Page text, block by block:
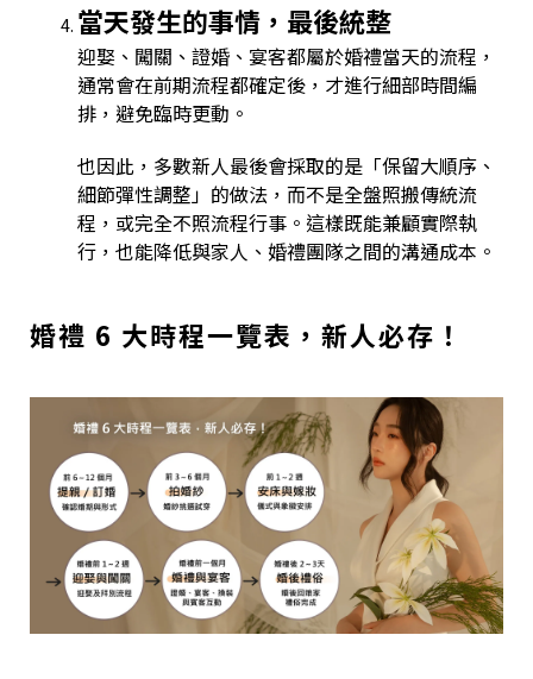
當天發生的事情，最後統整
迎娶、闖關、證婚、宴客都屬於婚禮當天的流程，
通常會在前期流程都確定後，才進行細部時間編
排，避免臨時更動。
也因此，多數新人最後會採取的是「保留大順序、
細節彈性調整」的做法，而不是全盤照搬傳統流
程，或完全不照流程行事。這樣既能兼顧實際執
行，也能降低與家人、婚禮團隊之間的溝通成本。
婚禮 6 大時程一覽表，新人必存！